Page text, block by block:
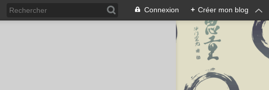
Connexion + Créer mon blog